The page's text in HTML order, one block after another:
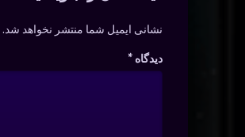
نشانی ایمیل شما منتشر نخواهد شد.
دیدگاه *